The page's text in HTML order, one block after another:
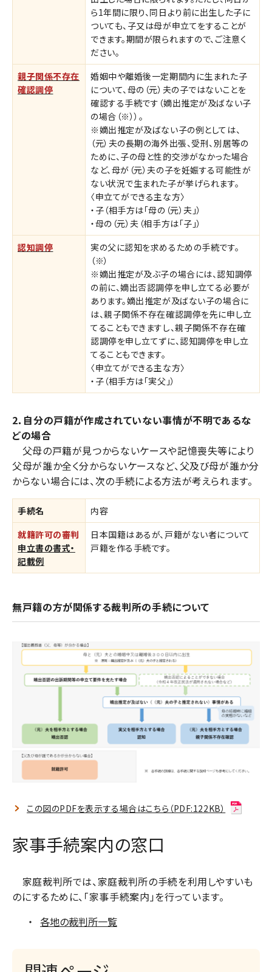
ら1年間に限り、同日より前に出生した子に
ついても、子又は母が申立てをすることが
できます。期間が限られますので、ご注意く
ださい。
親子関係不存在
確認調停
婚姻中や離婚後一定期間内に生まれた子
について、母の（元）夫の子ではないことを
確認する手続です（嫡出推定が及ばない子
の場合（※））。
※嫡出推定が及ばない子の例としては、
（元）夫の長期の海外出張、受刑、別居等の
ために、子の母と性的交渉がなかった場合
など、母が（元）夫の子を妊娠する可能性が
ない状況で生まれた子が挙げられます。
〈申立てができる主な方〉
・子（相手方は「母の（元）夫」）
・母の（元）夫（相手方は「子」）
認知調停
実の父に認知を求めるための手続です。
（※）
※嫡出推定が及ぶ子の場合には、認知調停
の前に、嫡出否認調停を申し立てる必要が
あります。嫡出推定が及ばない子の場合に
は、親子関係不存在確認調停を先に申し立
てることもできますし、親子関係不存在確
認調停を申し立てずに、認知調停を申し立
てることもできます。
〈申立てができる主な方〉
・子（相手方は「実父」）
2．自分の戸籍が作成されていない事情が不明であるな
どの場合
父母の戸籍が見つからないケースや記憶喪失等により
父母が誰か全く分からないケースなど、父及び母が誰か分
からない場合には、次の手続による方法が考えられます。
手続名
内容
就籍許可の審判
申立書の書式・
記載例
日本国籍はあるが、戸籍がない者について
戸籍を作る手続です。
無戸籍の方が関係する裁判所の手続について
この図のPDFを表示する場合はこちら（PDF:122KB）
家事手続案内の窓口
家庭裁判所では、家庭裁判所の手続を利用しやすいも
のにするために、「家事手続案内」を行っています。
各地の裁判所一覧